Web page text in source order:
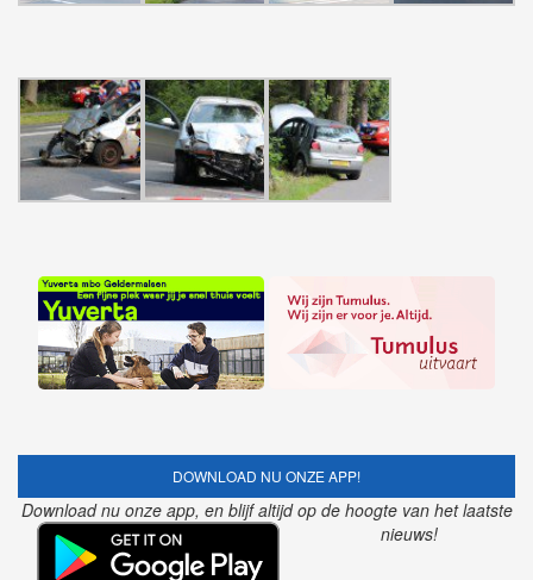
DOWNLOAD NU ONZE APP!
Download nu onze app, en blijf altijd op de hoogte van het laatste
nieuws!